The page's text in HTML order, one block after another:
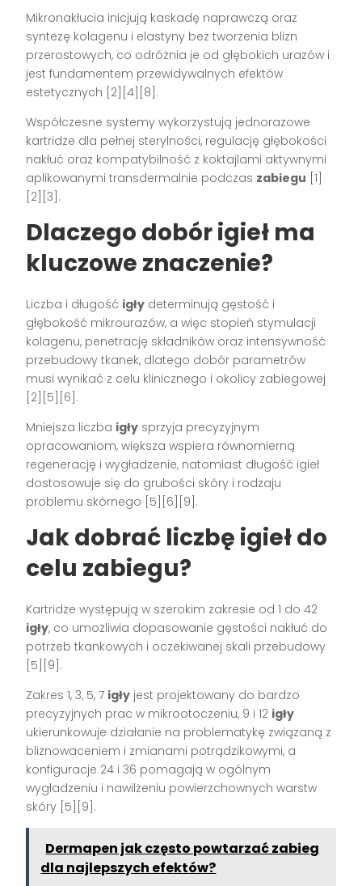
Mikronakłucia inicjują kaskadę naprawczą oraz
syntezę kolagenu i elastyny bez tworzenia blizn
przerostowych, co odróżnia je od głębokich urazów i
jest fundamentem przewidywalnych efektów
estetycznych [2][4][8].
Współczesne systemy wykorzystują jednorazowe
kartridże dla pełnej sterylności, regulację głębokości
nakłuć oraz kompatybilność z koktajlami aktywnymi
aplikowanymi transdermalnie podczas zabiegu [1]
[2][3].
Dlaczego dobór igieł ma
kluczowe znaczenie?
Liczba i długość igły determinują gęstość i
głębokość mikrourazów, a więc stopień stymulacji
kolagenu, penetrację składników oraz intensywność
przebudowy tkanek, dlatego dobór parametrów
musi wynikać z celu klinicznego i okolicy zabiegowej
[2][5][6].
Mniejsza liczba igły sprzyja precyzyjnym
opracowaniom, większa wspiera równomierną
regenerację i wygładzenie, natomiast długość igieł
dostosowuje się do grubości skóry i rodzaju
problemu skórnego [5][6][9].
Jak dobrać liczbę igieł do
celu zabiegu?
Kartridże występują w szerokim zakresie od 1 do 42
igły, co umożliwia dopasowanie gęstości nakłuć do
potrzeb tkankowych i oczekiwanej skali przebudowy
[5][9].
Zakres 1, 3, 5, 7 igły jest projektowany do bardzo
precyzyjnych prac w mikrootoczeniu, 9 i 12 igły
ukierunkowuje działanie na problematykę związaną z
bliznowaceniem i zmianami potrądzikowymi, a
konfiguracje 24 i 36 pomagają w ogólnym
wygładzeniu i nawilżeniu powierzchownych warstw
skóry [5][9].
Dermapen jak często powtarzać zabieg
dla najlepszych efektów?